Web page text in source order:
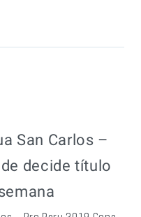
San Carlos –
decide título